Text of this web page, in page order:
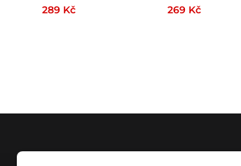
289 Kč 269 Kč